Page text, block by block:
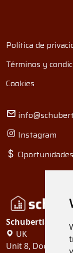
Política de
Términos y
Cookies
Instagram
Schubertiades,
UK
Unit 8, Dock